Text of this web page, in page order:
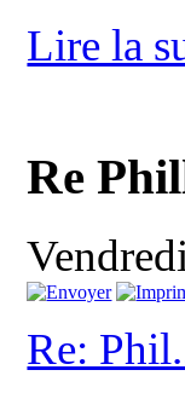
Lire la
Re
Re: